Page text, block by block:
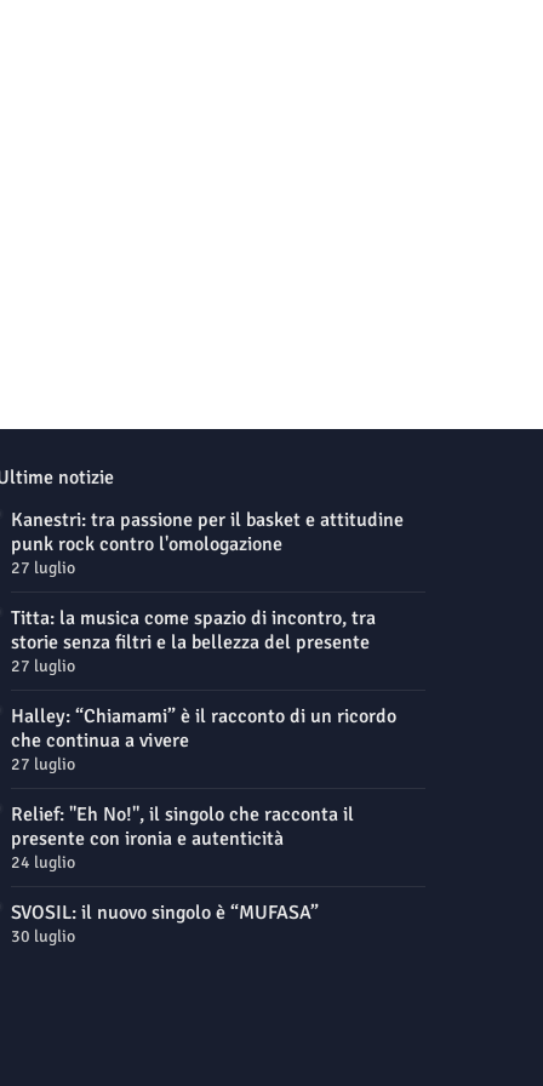
notizie
Kanestri: tra passione per il basket e attitudine
punk rock contro l'omologazione
27 luglio
Titta: la musica come spazio di incontro, tra
storie senza filtri e la bellezza del presente
27 luglio
Halley: “Chiamami” è il racconto di un ricordo
che continua a vivere
27 luglio
Relief: "Eh No!", il singolo che racconta il
presente con ironia e autenticità
24 luglio
SVOSIL: il nuovo singolo è “MUFASA”
30 luglio